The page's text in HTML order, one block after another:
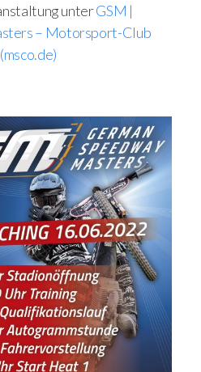
unterGSM |
– Motorsport-Club